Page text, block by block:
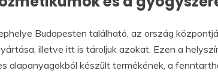
Budapesten található, az ország
illetve itt is tároljuk azokat. Ezen a
alapanyagokból készült termékének, a